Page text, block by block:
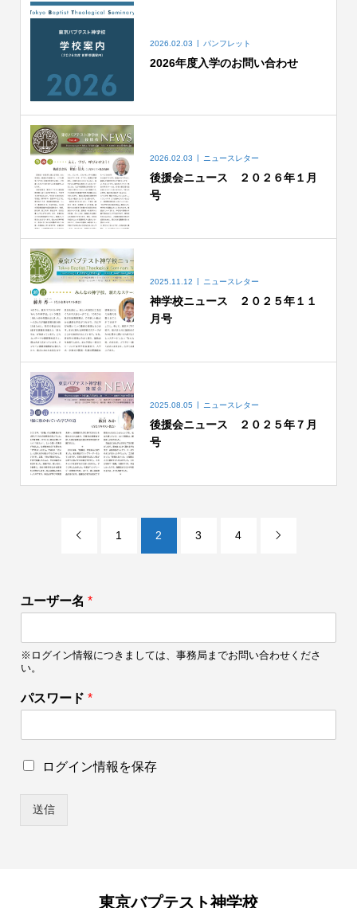
2026.02.03 パンフレット
2026年度入学のお問い合わせ
2026.02.03 ニュースレター
後援会ニュース ２０２６年１月
号
2025.11.12 ニュースレター
神学校ニュース ２０２５年１１
月号
2025.08.05 ニュースレター
後援会ニュース ２０２５年７月
号
 1 2 3 4 
ユーザー名 *
※ログイン情報につきましては、事務局までお問い合わせくださ
い。
パスワード *
ス
ロ
ログイン情報を保存
送信
東京バプテスト神学校